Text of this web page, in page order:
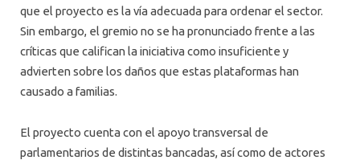
que el proyecto es la vía adecuada para ordenar el sector.
Sin embargo, el gremio no se ha pronunciado frente a las
críticas que califican la iniciativa como insuficiente y
advierten sobre los daños que estas plataformas han
causado a familias.
El proyecto cuenta con el apoyo transversal de
parlamentarios de distintas bancadas, así como de actores